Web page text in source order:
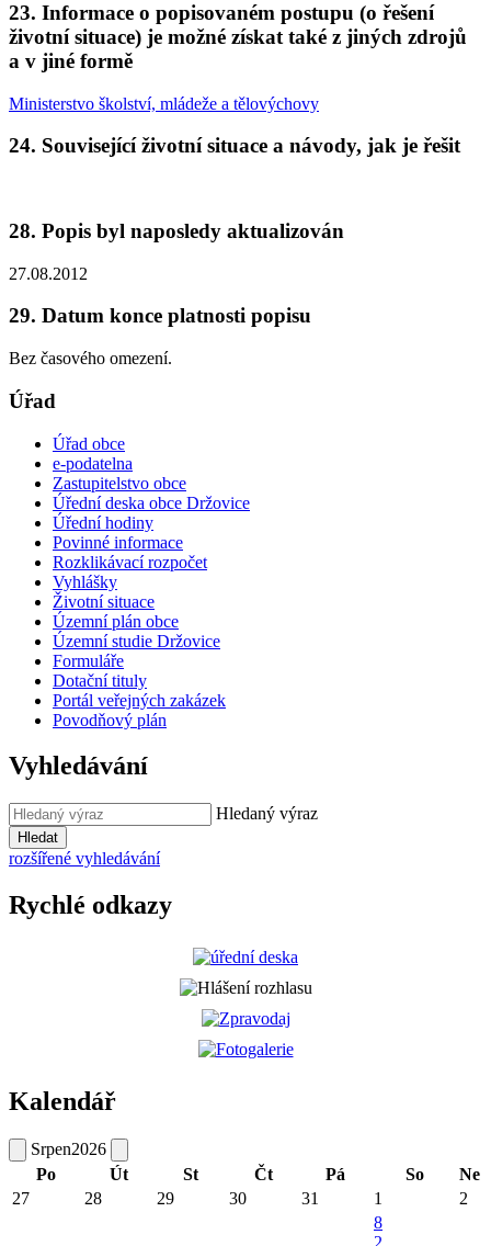
23. Informace o popisovaném postupu (o řešení
životní situace) je možné získat také z jiných zdrojů
a v jiné formě
Ministerstvo školství, mládeže a tělovýchovy
24. Související životní situace a návody, jak je řešit
28. Popis byl naposledy aktualizován
27.08.2012
29. Datum konce platnosti popisu
Bez časového omezení.
Úřad
Úřad obce
e-podatelna
Zastupitelstvo obce
Úřední deska obce Držovice
Úřední hodiny
Povinné informace
Rozklikávací rozpočet
Vyhlášky
Životní situace
Územní plán obce
Územní studie Držovice
Formuláře
Dotační tituly
Portál veřejných zakázek
Povodňový plán
Vyhledávání
Hledaný výraz
Hledat
rozšířené vyhledávání
Rychlé odkazy
Kalendář
Srpen2026
Po
Út St Čt Pá So
Ne
27
28 29 30 31 1
2
8
2